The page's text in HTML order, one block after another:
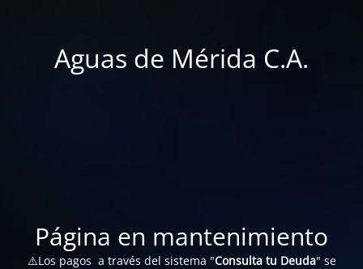
Aguas de Mérida C.A.
Página en mantenimiento
⚠️Los pagos a través del sistema "Consulta tu Deuda" se